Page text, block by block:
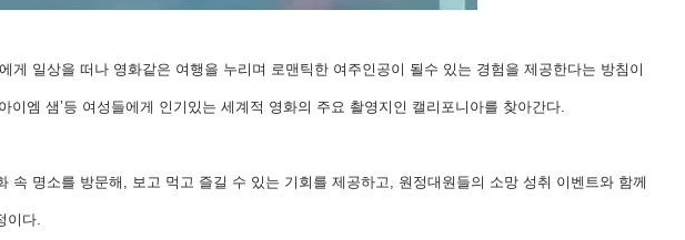
게 일상을 떠나 영화같은 여행을 누리며 로맨틱한 여주인공이 될수 있는 경험을 제공한다는 방침이
아이엠 샘’등 여성들에게 인기있는 세계적 영화의 주요 촬영지인 캘리포니아를 찾아간다.
속 명소를 방문해, 보고 먹고 즐길 수 있는 기회를 제공하고, 원정대원들의 소망 성취 이벤트와 함께
이다.